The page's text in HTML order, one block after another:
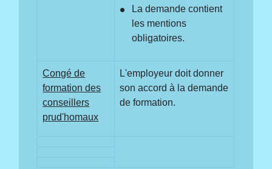
La demande contient
les mentions
obligatoires.
Congé de
formation des
conseillers
prud'homaux
L'employeur doit donner
son accord à la demande
de formation.